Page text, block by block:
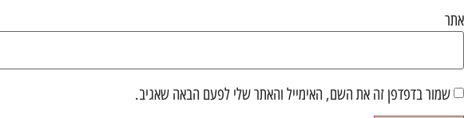
אתר
שמור בדפדפן זה את השם, האימייל והאתר שלי לפעם הבאה שאגיב.